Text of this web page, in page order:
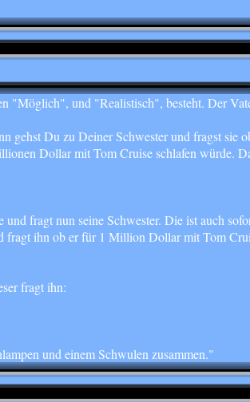
"Möglich", und "Realistisch", besteht. Der
gehst Du zu Deiner Schwester und fragst sie
Dollar mit Tom Cruise schlafen würde.
fragt nun seine Schwester. Die ist auch
ihn ob er für 1 Million Dollar mit Tom
fragt ihn:
und einem Schwulen zusammen."